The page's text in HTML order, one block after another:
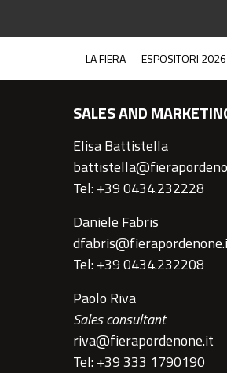
LA FIERA ESPOSITORI 2026
SALES AND
Elisa Battistella
Tel: +39 0434.232228
Daniele Fabris
Tel: +39 0434.232208
Paolo Riva
Sales consultant
riva@fierapordenone.it
Tel: +39 333 1790190